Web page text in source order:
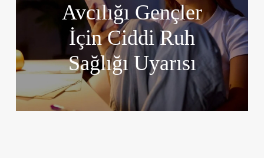
Avcılığı Gençler
İçin Ciddi Ruh
Sağlığı Uyarısı